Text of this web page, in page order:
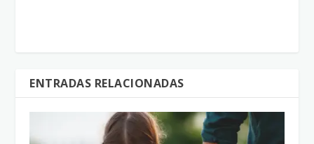
ENTRADAS RELACIONADAS